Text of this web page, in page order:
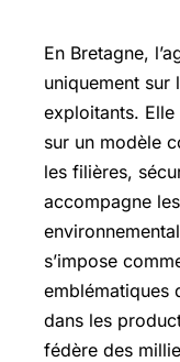
En Bretagne,
uniquement
exploitants. Elle
sur un modèle
les filières,
accompagne
s’impose
emblématiques
dans les
fédère des